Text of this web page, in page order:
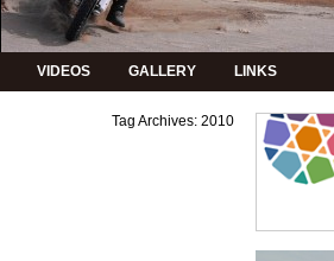
VIDEOS GALLERY LINKS
Tag Archives: 2010